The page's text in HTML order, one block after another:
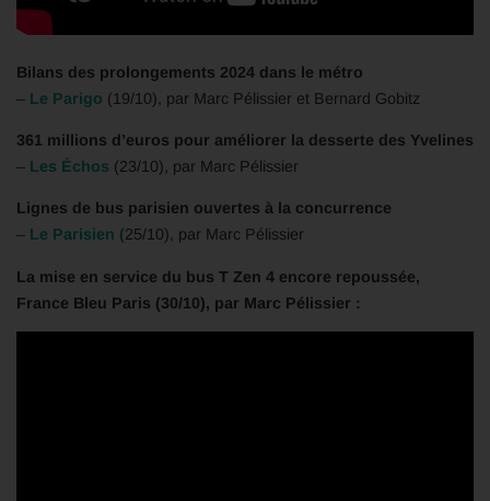
Bilans des prolongements 2024 dans le métro
– Le Parigo (19/10), par Marc Pélissier et Bernard Gobitz
361 millions d’euros pour améliorer la desserte des Yvelines
– Les Échos (23/10), par Marc Pélissier
Lignes de bus parisien ouvertes à la concurrence
– Le Parisien (25/10), par Marc Pélissier
La mise en service du bus T Zen 4 encore repoussée,
France Bleu Paris (30/10), par Marc Pélissier :